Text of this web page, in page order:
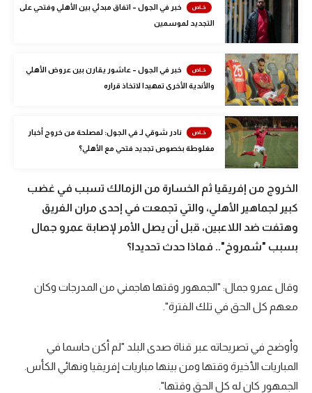
كرة طائرة
الوطن العربي
في المونديال
رياضة نسائية
آسيا
أمريكا
أقسام خاصة
Gamers
تحقيق في الجول
تحليل في الجول
حكايات في الجول
خبر في الجول – اتفاق مبدئي بين الأهلي وفتحي على
التجديد لموسمين
خبر في الجول – عاشور يقارن بين عروض الأهلي
والأندية الأخرى تمهيدا لاتخاذ قراره
نادر شوقي لـ في الجول: لمصلحة من خروج أخبار
مغلوطة بخصوص تجديد فتحي مع الأهلي؟
الخروج من إفريقيا ثم الخسارة من الزمالك تسبب في غضب
كبير لجماهير الأهلي، والتي تجمعت في إحدى مران الفريق
وهتفت ضد اللاعبين، قبل أن يصل الأمر لإصابة عمرو جمال
بسبب "شمروخ".. فماذا حدث تحديدا؟
وقال عمرو جمال: "الجمهور وقتها هاجمني من المدرجات وكان
معهم كل الحق في تلك الفترة".
وأوضح في تصريحاته عبر قناة صدى البلد "لم أكن حاسما في
المباريات الأخيرة وقتها ومن بينها مباريات إفريقيا ونهائي الكأس.
الجمهور كان له كل الحق وقتها".